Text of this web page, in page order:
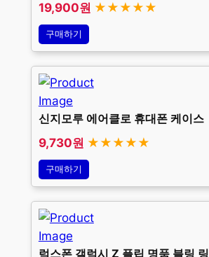
19,900원 ★★★★★
구매하기
신지모루 에어클로 휴대폰 케이스
9,730원 ★★★★★
구매하기
럭스폰 갤럭시 Z 플립 명품 블링 링